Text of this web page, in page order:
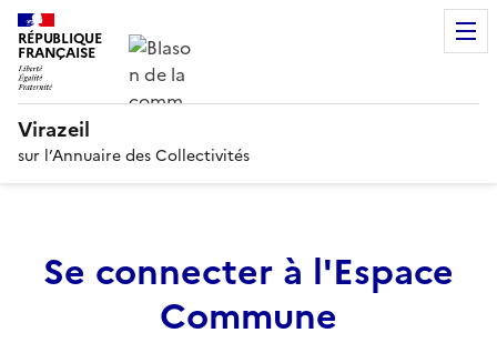
RÉPUBLIQUE
FRANÇAISE
Virazeil
sur l’Annuaire des Collectivités
Se connecter à l'Espace
Commune